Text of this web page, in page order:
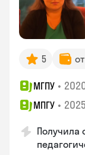
5
МГПУ •
МПГУ •
Получила